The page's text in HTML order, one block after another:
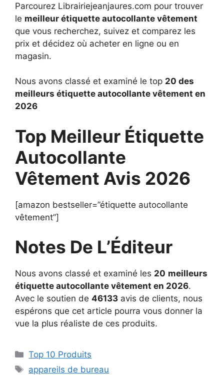
Parcourez Librairiejeanjaures.com pour trouver
le meilleur étiquette autocollante vêtement
que vous recherchez, suivez et comparez les
prix et décidez où acheter en ligne ou en
magasin.
Nous avons classé et examiné le top 20 des
meilleurs étiquette autocollante vêtement en
2026
Top Meilleur Étiquette
Autocollante
Vêtement Avis 2026
[amazon bestseller=”étiquette autocollante
vêtement”]
Notes De L’Éditeur
Nous avons classé et examiné les 20 meilleurs
étiquette autocollante vêtement en 2026.
Avec le soutien de 46133 avis de clients, nous
espérons que cet article pourra vous donner la
vue la plus réaliste de ces produits.
Top 10 Produits
appareils de bureau